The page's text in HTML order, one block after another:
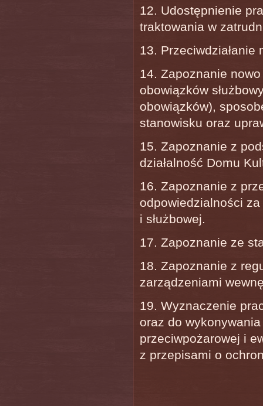
12. Udostępnienie
traktowania w
13. Przeciwdziałanie
14. Zapoznanie
obowiązków
obowiązków),
stanowisku oraz
15. Zapoznanie z
działalność Domu
16. Zapoznanie z
odpowiedzialności
i służbowej.
17. Zapoznanie ze
18. Zapoznanie z
zarządzeniami
19. Wyznaczenie
oraz do
przeciwpożarowej i
z przepisami o